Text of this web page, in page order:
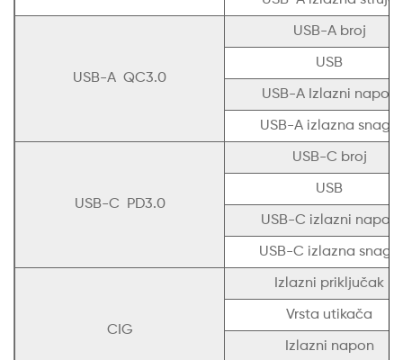
USB-A QC3.0
USB-A broj
USB
USB-A Izlazni napon
USB-A izlazna snaga
USB-C PD3.0
USB-C broj
USB
USB-C izlazni napon
USB-C izlazna snaga
CIG
Izlazni priključak
Vrsta utikača
Izlazni napon